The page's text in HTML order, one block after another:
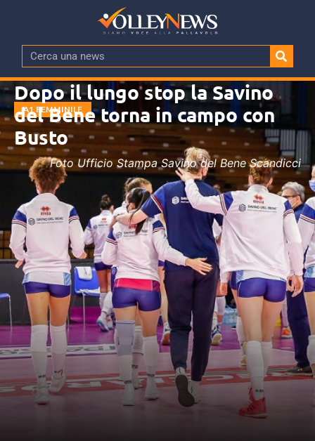
A1 FEMMINILE
Dopo il lungo stop la Savino
del Bene torna in campo con
Busto
Foto Ufficio Stampa Savino del Bene Scandicci